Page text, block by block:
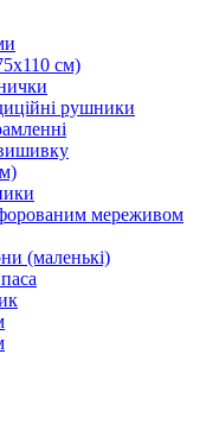
см)
рушники
мереживом
(маленькі)